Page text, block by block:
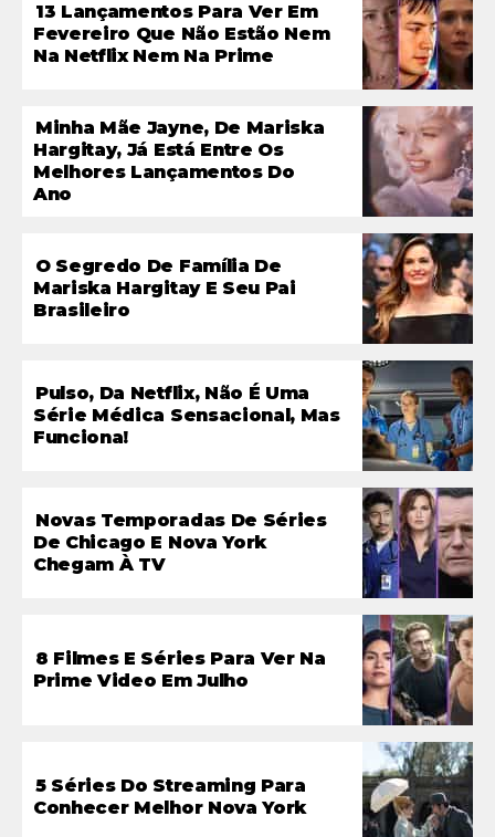
13 Lançamentos Para Ver Em
Fevereiro Que Não Estão Nem
Na Netflix Nem Na Prime
Minha Mãe Jayne, De Mariska
Hargitay, Já Está Entre Os
Melhores Lançamentos Do
Ano
O Segredo De Família De
Mariska Hargitay E Seu Pai
Brasileiro
Pulso, Da Netflix, Não É Uma
Série Médica Sensacional, Mas
Funciona!
Novas Temporadas De Séries
De Chicago E Nova York
Chegam À TV
8 Filmes E Séries Para Ver Na
Prime Video Em Julho
5 Séries Do Streaming Para
Conhecer Melhor Nova York